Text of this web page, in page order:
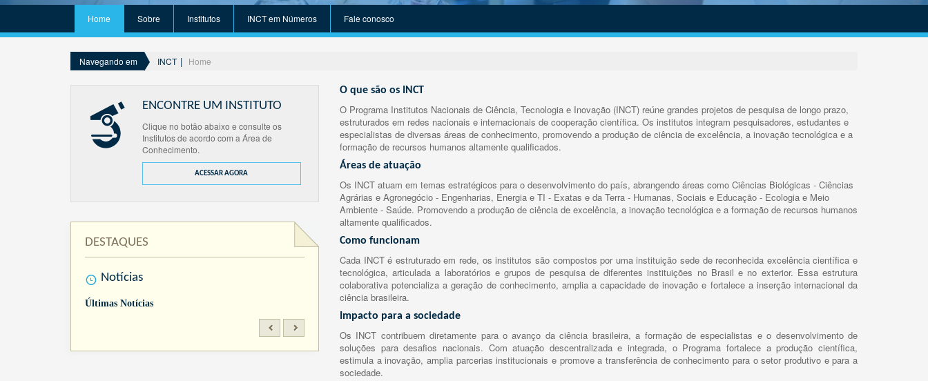
Home Sobre Institutos INCT em Números Fale conosco
Navegando em INCT Home
ENCONTRE UM INSTITUTO
Clique no botão abaixo e consulte os
Institutos de acordo com a Área de
Conhecimento.
ACESSAR AGORA
DESTAQUES
Notícias
Últimas Notícias
O que são os INCT
O Programa Institutos Nacionais de Ciência, Tecnologia e Inovação (INCT) reúne grandes projetos de pesquisa de longo prazo,
estruturados em redes nacionais e internacionais de cooperação científica. Os institutos integram pesquisadores, estudantes e
especialistas de diversas áreas de conhecimento, promovendo a produção de ciência de excelência, a inovação tecnológica e a
formação de recursos humanos altamente qualificados.
Áreas de atuação
Os INCT atuam em temas estratégicos para o desenvolvimento do país, abrangendo áreas como Ciências Biológicas - Ciências
Agrárias e Agronegócio - Engenharias, Energia e TI - Exatas e da Terra - Humanas, Sociais e Educação - Ecologia e Meio
Ambiente - Saúde. Promovendo a produção de ciência de excelência, a inovação tecnológica e a formação de recursos humanos
altamente qualificados.
Como funcionam
Cada INCT é estruturado em rede, os institutos são compostos por uma instituição sede de reconhecida excelência científica e
tecnológica, articulada a laboratórios e grupos de pesquisa de diferentes instituições no Brasil e no exterior. Essa estrutura
colaborativa potencializa a geração de conhecimento, amplia a capacidade de inovação e fortalece a inserção internacional da
ciência brasileira.
Impacto para a sociedade
Os INCT contribuem diretamente para o avanço da ciência brasileira, a formação de especialistas e o desenvolvimento de
soluções para desafios nacionais. Com atuação descentralizada e integrada, o Programa fortalece a produção científica,
estimula a inovação, amplia parcerias institucionais e promove a transferência de conhecimento para o setor produtivo e para a
sociedade.